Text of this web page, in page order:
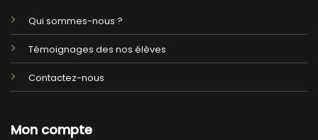
Qui sommes-nous ?
Témoignages des nos élèves
Contactez-nous
Mon compte